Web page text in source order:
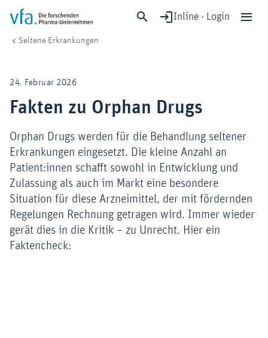
Inline - Login
Forschung & Entwicklung
Gesundheit & Versorgung
Wirtschaft & Standort
Digitalisierung & KI
Verband & Mitglieder
Mitglied werden!
Medien
Seltene Erkrankungen
24. Februar 2026
Fakten zu Orphan Drugs
Orphan Drugs werden für die Behandlung seltener
Erkrankungen eingesetzt. Die kleine Anzahl an
Patient:innen schafft sowohl in Entwicklung und
Zulassung als auch im Markt eine besondere
Situation für diese Arzneimittel, der mit fördernden
Regelungen Rechnung getragen wird. Immer wieder
gerät dies in die Kritik – zu Unrecht. Hier ein
Faktencheck: